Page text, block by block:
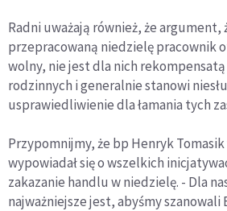
Radni uważają również, że argument,
przepracowaną niedzielę pracownik
wolny, nie jest dla nich
rodzinnych i generalnie stanowi
usprawiedliwienie dla łamania tych
Przypomnijmy, że bp Henryk
wypowiadał się o wszelkich
zakazanie handlu w niedzielę. - Dla
najważniejsze jest, abyśmy szanowali